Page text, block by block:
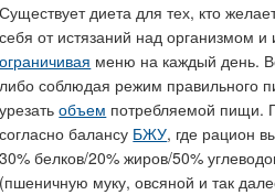
Существует диета для тех, кто
себя от истязаний над организмом и
ограничивая меню на каждый день.
либо соблюдая режим правильного
урезатьобъем потребляемой пищи.
согласно балансу БЖУ, где рацион
30% белков/20% жиров/50%
(пшеничную муку, овсяной и так